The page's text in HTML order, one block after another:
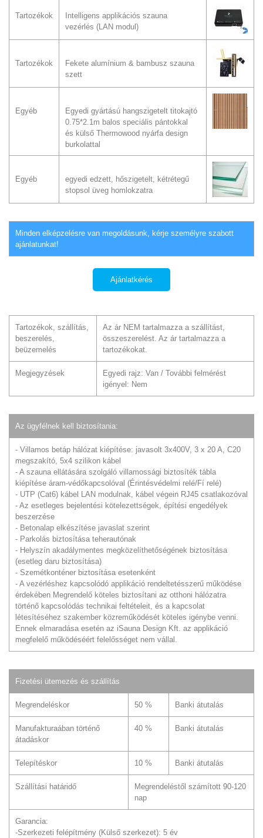
Tartozékok
Intelligens applikációs szauna
vezérlés (LAN modul)
Tartozékok
Fekete alumínium & bambusz szauna
szett
Egyéb
Egyedi gyártású hangszigetelt titokajtó
0.75*2.1m balos speciális pántokkal
és külső Thermowood nyárfa design
burkolattal
Egyéb
egyedi edzett, hőszigetelt, kétrétegű
stopsol üveg homlokzatra
Minden elképzelésre van megoldásunk, kérje személyre szabott
ajánlatunkat!
Ajánlatkérés
Tartozékok, szállítás,
beszerelés,
beüzemelés
Az ár NEM tartalmazza a szállítást,
összeszerelést. Az ár tartalmazza a
tartozékokat.
Megjegyzések
Egyedi rajz: Van / További felmérést
igényel: Nem
Az ügyfélnek kell biztosítania:
- Villamos betáp hálózat kiépítése: javasolt 3x400V, 3 x 20 A, C20
megszakító, 5x4 szilikon kábel
- A szauna ellátására szolgáló villamossági biztosíték tábla
kiépítése áram-védőkapcsolóval (Érintésvédelmi relé/Fí relé)
- UTP (Cat6) kábel LAN modulnak, kábel végein RJ45 csatlakozóval
- Az esetleges bejelentési kötelezettségek, építési engedélyek
beszerzése
- Betonalap elkészítése javaslat szerint
- Parkolás biztosítása teherautónak
- Helyszín akadálymentes megközelíthetőségének biztosítása
(esetleg daru biztosítása)
- Szemétkonténer biztosítása esetenként
- A vezérléshez kapcsolódó applikáció rendeltetésszerű működése
érdekében Megrendelő köteles biztosítani az otthoni hálózatra
történő kapcsolódás technikai feltételeit, és a kapcsolat
létesítéséhez szakember közreműködését köteles igénybe venni.
Ennek elmaradása esetén az iSauna Design Kft. az applikáció
megfelelő működéséért felelősséget nem vállal.
Fizetési ütemezés és szállítás
Megrendeléskor 50 % Banki átutalás
Manufakturaában történő
átadáskor
40 % Banki átutalás
Telepítéskor 10 % Banki átutalás
Szállítási határidő
Megrendeléstől számított 90-120
nap
Garancia:
-Szerkezeti felépítmény (Külső szerkezet): 5 év